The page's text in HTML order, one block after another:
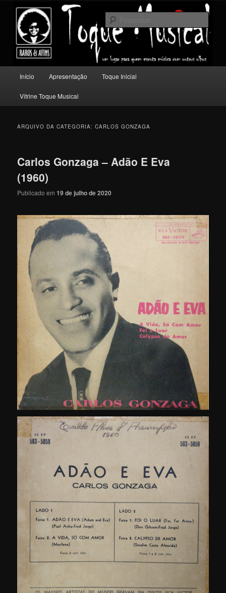
conteúdo
principal
conteúdo
secundário
Toque Musical
Um lugar para quem escuta música com outros olhos.
principal
Início Apresentação Toque Inicial
Vitrine Toque Musical
ARQUIVO DA CATEGORIA:CARLOS GONZAGA
Carlos Gonzaga – Adão E Eva
(1960)
Publicado em19 de julho de 2020